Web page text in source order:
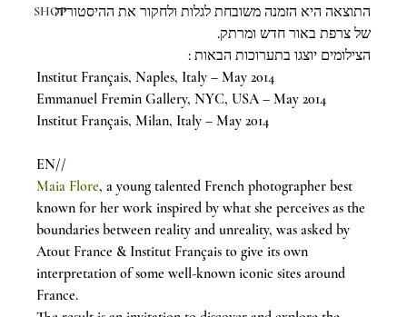
SHOPהתוצאה היא הזמנה משובחת לגלות ולחקור את ההיסטוריה
של צרפת באור חדש ומרתק.
הצילומים יוצגו בתערוכות הבאות :
Institut Français, Naples, Italy – May 2014
Emmanuel Fremin Gallery, NYC, USA – May 2014
Institut Français, Milan, Italy – May 2014
EN//
Maia Flore, a young talented French photographer best
known for her work inspired by what she perceives as the
boundaries between reality and unreality, was asked by
Atout France & Institut Français to give its own
interpretation of some well-known iconic sites around
France.